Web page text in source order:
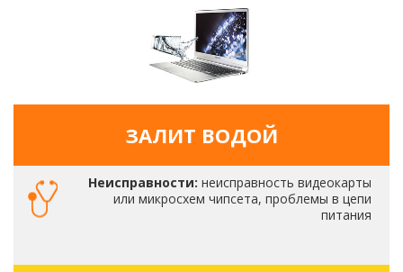
ЗАЛИТ ВОДОЙ
Неисправности: неисправность видеокарты
или микросхем чипсета, проблемы в цепи
питания